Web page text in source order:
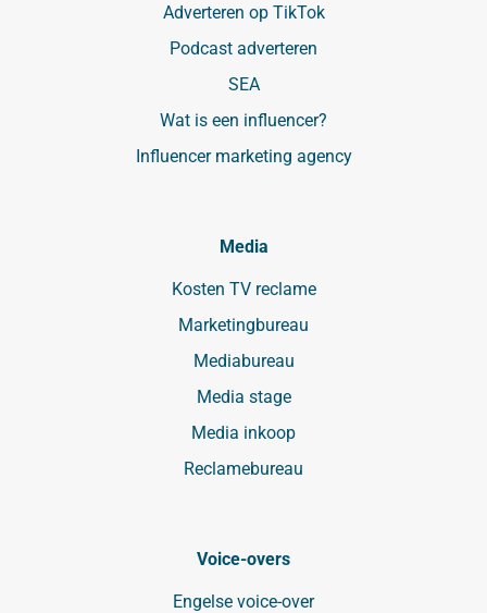
Adverteren op TikTok
Podcast adverteren
SEA
Wat is een influencer?
Influencer marketing agency
Media
Kosten TV reclame
Marketingbureau
Mediabureau
Media stage
Media inkoop
Reclamebureau
Voice-overs
Engelse voice-over